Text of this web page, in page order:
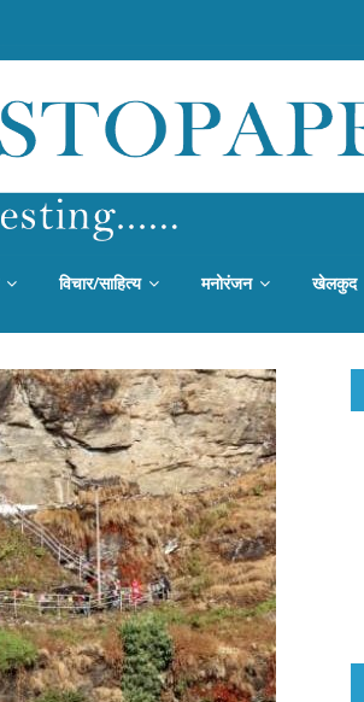
विचार/साहित्य मनोरंजन खेलकुद